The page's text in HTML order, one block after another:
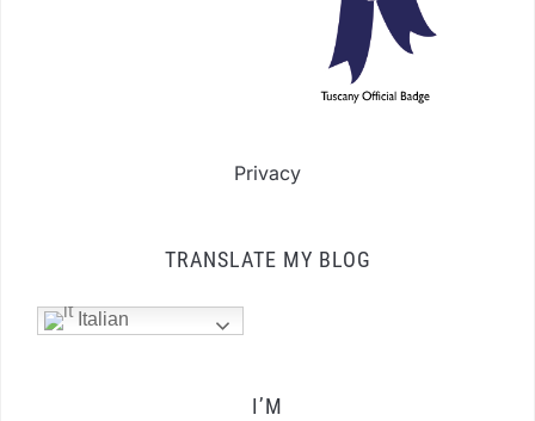
Privacy
TRANSLATE MY BLOG
Italian
I’M